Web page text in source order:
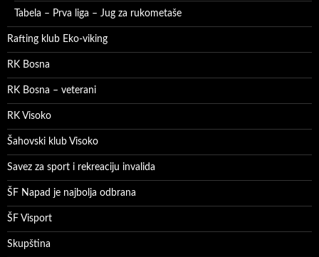
Tabela – Prva liga – Jug za rukometaše
Rafting klub Eko-viking
RK Bosna
RK Bosna – veterani
RK Visoko
Šahovski klub Visoko
Savez za sport i rekreaciju invalida
ŠF Napad je najbolja odbrana
ŠF Visport
Skupština